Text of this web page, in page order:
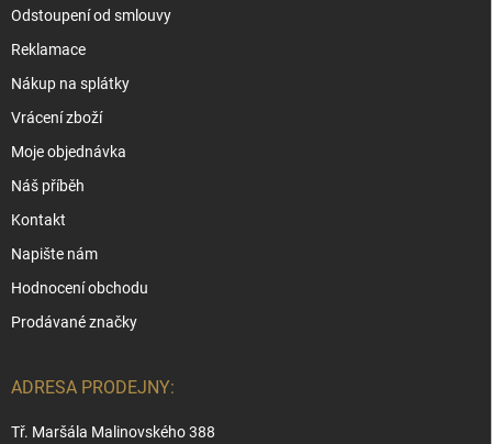
Odstoupení od smlouvy
Reklamace
Nákup na splátky
Vrácení zboží
Moje objednávka
Náš příběh
Kontakt
Napište nám
Hodnocení obchodu
Prodávané značky
ADRESA PRODEJNY:
Tř. Maršála Malinovského 388